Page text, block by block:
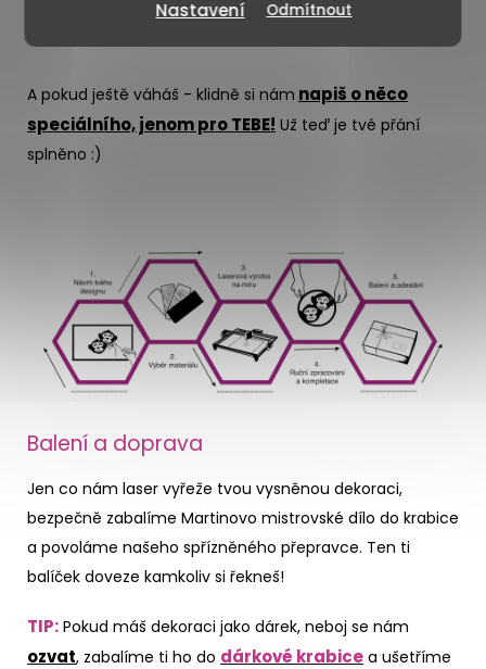
Nastavení Odmítnout
A pokud ještě váháš - klidně si nám napiš o něco
speciálního, jenom pro TEBE! Už teď je tvé přání
splněno :)
Balení a doprava
Jen co nám laser vyřeže tvou vysněnou dekoraci,
bezpečně zabalíme Martinovo mistrovské dílo do krabice
a povoláme našeho spřízněného přepravce. Ten ti
balíček doveze kamkoliv si řekneš!
TIP: Pokud máš dekoraci jako dárek, neboj se nám
ozvat, zabalíme ti ho do dárkové krabice a ušetříme